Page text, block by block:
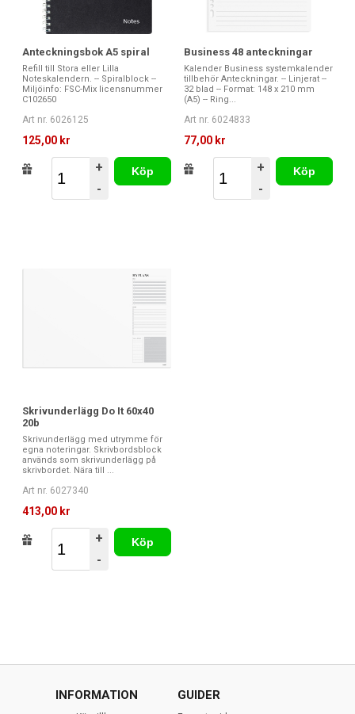
Anteckningsbok A5 spiral
Refill till Stora eller Lilla
Noteskalendern. -- Spiralblock --
Miljöinfo: FSC-Mix licensnummer
C102650
Art nr. 6026125
125,00 kr
+
-
Köp
Business 48 anteckningar
Kalender Business systemkalender
tillbehör Anteckningar. -- Linjerat --
32 blad -- Format: 148 x 210 mm
(A5) -- Ring...
Art nr. 6024833
77,00 kr
+
-
Köp
Skrivunderlägg Do It 60x40
20b
Skrivunderlägg med utrymme för
egna noteringar. Skrivbordsblock
används som skrivunderlägg på
skrivbordet. Nära till ...
Art nr. 6027340
413,00 kr
+
-
Köp
INFORMATION GUIDER